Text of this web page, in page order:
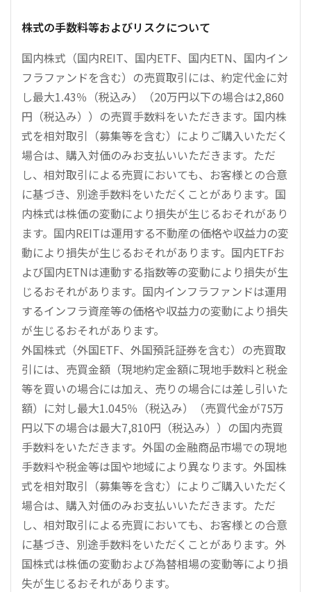
株式の手数料等およびリスクについて
国内株式（国内REIT、国内ETF、国内ETN、国内イン
フラファンドを含む）の売買取引には、約定代金に対
し最大1.43％（税込み）（20万円以下の場合は2,860
円（税込み））の売買手数料をいただきます。国内株
式を相対取引（募集等を含む）によりご購入いただく
場合は、購入対価のみお支払いいただきます。ただ
し、相対取引による売買においても、お客様との合意
に基づき、別途手数料をいただくことがあります。国
内株式は株価の変動により損失が生じるおそれがあり
ます。国内REITは運用する不動産の価格や収益力の変
動により損失が生じるおそれがあります。国内ETFお
よび国内ETNは連動する指数等の変動により損失が生
じるおそれがあります。国内インフラファンドは運用
するインフラ資産等の価格や収益力の変動により損失
が生じるおそれがあります。
外国株式（外国ETF、外国預託証券を含む）の売買取
引には、売買金額（現地約定金額に現地手数料と税金
等を買いの場合には加え、売りの場合には差し引いた
額）に対し最大1.045％（税込み）（売買代金が75万
円以下の場合は最大7,810円（税込み））の国内売買
手数料をいただきます。外国の金融商品市場での現地
手数料や税金等は国や地域により異なります。外国株
式を相対取引（募集等を含む）によりご購入いただく
場合は、購入対価のみお支払いいただきます。ただ
し、相対取引による売買においても、お客様との合意
に基づき、別途手数料をいただくことがあります。外
国株式は株価の変動および為替相場の変動等により損
失が生じるおそれがあります。